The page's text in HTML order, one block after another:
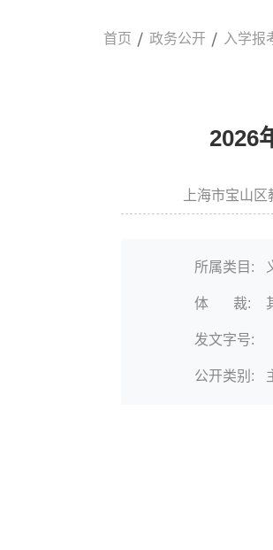
首页 政务公开 入学报
2026
上海市宝山区
所属类目:
体 裁:
发文字号:
公开类别: